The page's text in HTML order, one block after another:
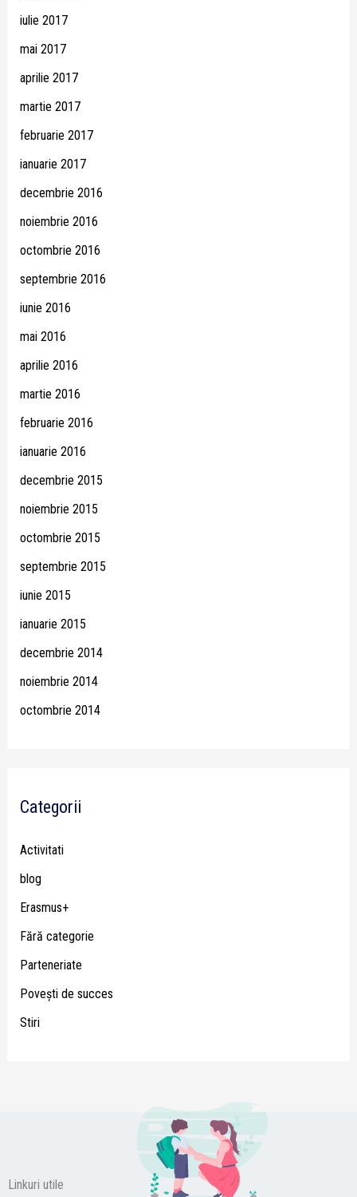
iulie 2017
mai 2017
aprilie 2017
martie 2017
februarie 2017
ianuarie 2017
decembrie 2016
noiembrie 2016
octombrie 2016
septembrie 2016
iunie 2016
mai 2016
aprilie 2016
martie 2016
februarie 2016
ianuarie 2016
decembrie 2015
noiembrie 2015
octombrie 2015
septembrie 2015
iunie 2015
ianuarie 2015
decembrie 2014
noiembrie 2014
octombrie 2014
Categorii
Activitati
blog
Erasmus+
Fără categorie
Parteneriate
Poveşti de succes
Stiri
Linkuri utile